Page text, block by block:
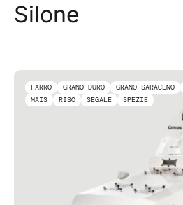
Silone
FARRO GRANO DURO GRANO SARACENO
MAIS
RISO SEGALE SPEZIE